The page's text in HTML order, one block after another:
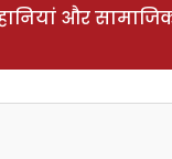
और